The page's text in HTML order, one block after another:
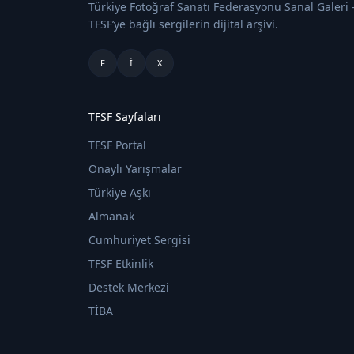
Türkiye Fotoğraf Sanatı Federasyonu Sanal
TFSF’ye bağlı sergilerin dijital arşivi.
F I X
TFSF Sayfaları
TFSF Portal
Onaylı Yarışmalar
Türkiye Aşkı
Almanak
Cumhuriyet Sergisi
TFSF Etkinlik
Destek Merkezi
TİBA